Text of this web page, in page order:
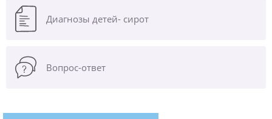
Диагнозы детей- сирот
Вопрос-ответ